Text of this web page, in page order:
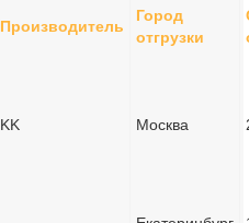
Производитель
Город
отгрузки
KK Москва